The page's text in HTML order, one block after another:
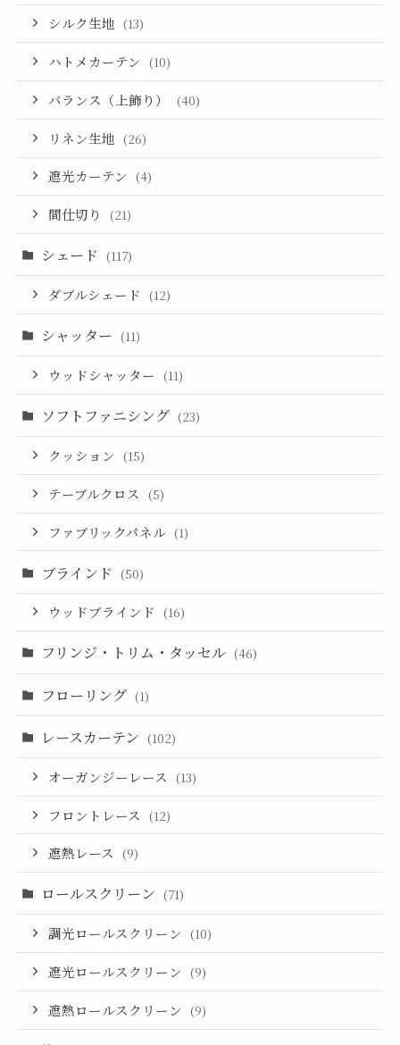
シルク生地 (13)
ハトメカーテン (10)
バランス（上飾り） (40)
リネン生地 (26)
遮光カーテン (4)
間仕切り (21)
シェード (117)
ダブルシェード (12)
シャッター (11)
ウッドシャッター (11)
ソフトファニシング (23)
クッション (15)
テーブルクロス (5)
ファブリックパネル (1)
ブラインド (50)
ウッドブラインド (16)
フリンジ・トリム・タッセル (46)
フローリング (1)
レースカーテン (102)
オーガンジーレース (13)
フロントレース (12)
遮熱レース (9)
ロールスクリーン (71)
調光ロールスクリーン (10)
遮光ロールスクリーン (9)
遮熱ロールスクリーン (9)